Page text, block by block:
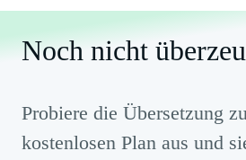
Noch nicht
Probiere die Übersetzung
kostenlosen Plan aus und